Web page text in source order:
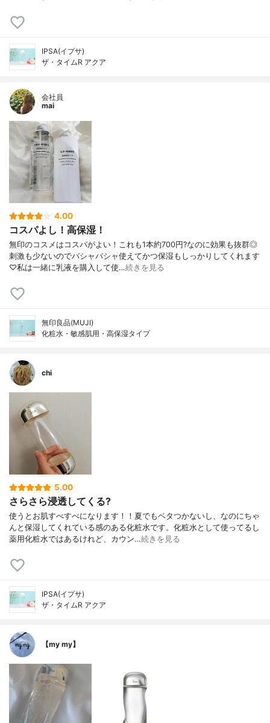
IPSA(イプサ)
ザ・タイムR アクア
会社員
mai
4.00
コスパよし！高保湿！
無印のコスメはコスパがよい！これも1本約700円?なのに効果も抜群◎
刺激も少ないのでバシャバシャ使えてかつ保湿もしっかりしてくれます
♡私は一緒に乳液を購入して使…続きを見る
無印良品(MUJI)
化粧水・敏感肌用・高保湿タイプ
chi
5.00
さらさら浸透してくる?
使うとお肌すべすべになります！！夏でもベタつかないし、なのにちゃ
んと保湿してくれている感のある化粧水です。化粧水として使ってるし
薬用化粧水ではあるけれど、カウン…続きを見る
IPSA(イプサ)
ザ・タイムR アクア
【my my】